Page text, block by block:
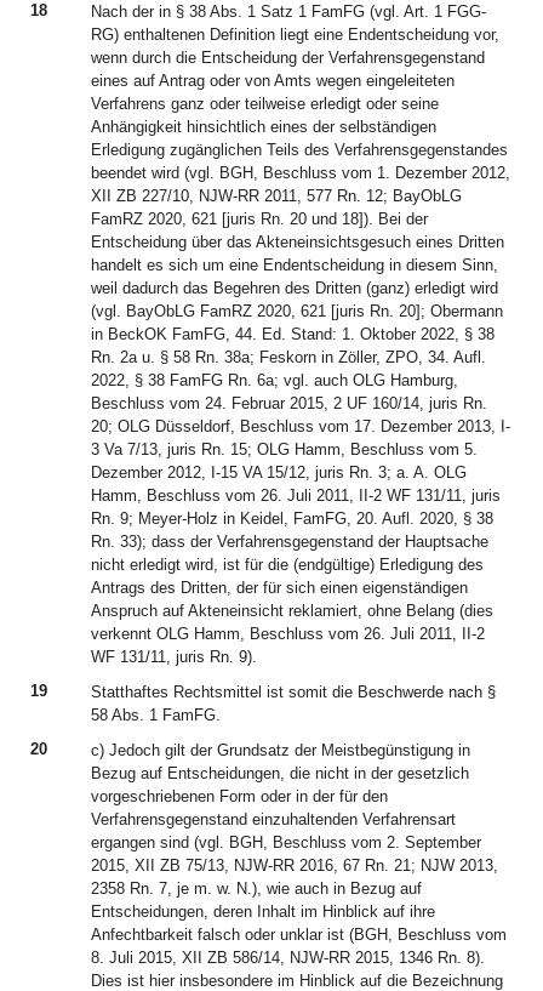
18
Nach der in § 38 Abs. 1 Satz 1 FamFG (vgl. Art. 1 FGG-
RG) enthaltenen Definition liegt eine Endentscheidung vor,
wenn durch die Entscheidung der Verfahrensgegenstand
eines auf Antrag oder von Amts wegen eingeleiteten
Verfahrens ganz oder teilweise erledigt oder seine
Anhängigkeit hinsichtlich eines der selbständigen
Erledigung zugänglichen Teils des Verfahrensgegenstandes
beendet wird (vgl. BGH, Beschluss vom 1. Dezember 2012,
XII ZB 227/10, NJW-RR 2011, 577 Rn. 12; BayObLG
FamRZ 2020, 621 [juris Rn. 20 und 18]). Bei der
Entscheidung über das Akteneinsichtsgesuch eines Dritten
handelt es sich um eine Endentscheidung in diesem Sinn,
weil dadurch das Begehren des Dritten (ganz) erledigt wird
(vgl. BayObLG FamRZ 2020, 621 [juris Rn. 20]; Obermann
in BeckOK FamFG, 44. Ed. Stand: 1. Oktober 2022, § 38
Rn. 2a u. § 58 Rn. 38a; Feskorn in Zöller, ZPO, 34. Aufl.
2022, § 38 FamFG Rn. 6a; vgl. auch OLG Hamburg,
Beschluss vom 24. Februar 2015, 2 UF 160/14, juris Rn.
20; OLG Düsseldorf, Beschluss vom 17. Dezember 2013, I-
3 Va 7/13, juris Rn. 15; OLG Hamm, Beschluss vom 5.
Dezember 2012, I-15 VA 15/12, juris Rn. 3; a. A. OLG
Hamm, Beschluss vom 26. Juli 2011, II-2 WF 131/11, juris
Rn. 9; Meyer-Holz in Keidel, FamFG, 20. Aufl. 2020, § 38
Rn. 33); dass der Verfahrensgegenstand der Hauptsache
nicht erledigt wird, ist für die (endgültige) Erledigung des
Antrags des Dritten, der für sich einen eigenständigen
Anspruch auf Akteneinsicht reklamiert, ohne Belang (dies
verkennt OLG Hamm, Beschluss vom 26. Juli 2011, II-2
WF 131/11, juris Rn. 9).
19
Statthaftes Rechtsmittel ist somit die Beschwerde nach §
58 Abs. 1 FamFG.
20
c) Jedoch gilt der Grundsatz der Meistbegünstigung in
Bezug auf Entscheidungen, die nicht in der gesetzlich
vorgeschriebenen Form oder in der für den
Verfahrensgegenstand einzuhaltenden Verfahrensart
ergangen sind (vgl. BGH, Beschluss vom 2. September
2015, XII ZB 75/13, NJW-RR 2016, 67 Rn. 21; NJW 2013,
2358 Rn. 7, je m. w. N.), wie auch in Bezug auf
Entscheidungen, deren Inhalt im Hinblick auf ihre
Anfechtbarkeit falsch oder unklar ist (BGH, Beschluss vom
8. Juli 2015, XII ZB 586/14, NJW-RR 2015, 1346 Rn. 8).
Dies ist hier insbesondere im Hinblick auf die Bezeichnung